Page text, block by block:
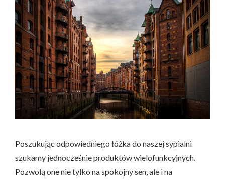
Poszukując odpowiedniego łóżka do naszej sypialni
szukamy jednocześnie produktów wielofunkcyjnych.
Pozwolą one nie tylko na spokojny sen, ale i na